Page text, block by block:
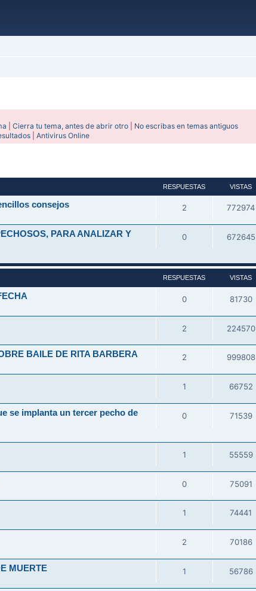
|Cierra tu tema, antes de abrir otro
No escribas en temas antiguos
|Antivirus Online
RESPUESTAS VISTAS
consejos 2 772974
PARA ANALIZAR Y
0 672645
RESPUESTAS VISTAS
0 81730
2 224570
BAILE DE RITA BARBERA 2 999808
1 66752
se implanta un tercer pecho de
0 71539
1 55559
0 75091
1 74441
2 70186
1 56786